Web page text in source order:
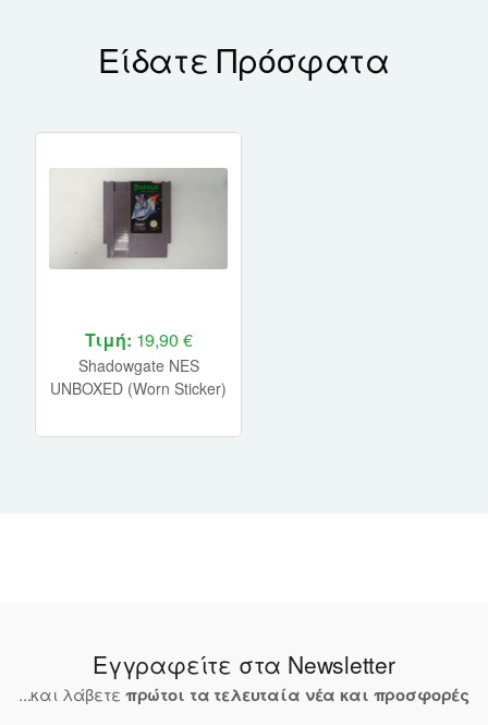
Είδατε Πρόσφατα
Τιμή: 19,90 €
Shadowgate NES
UNBOXED (Worn Sticker)
Εγγραφείτε στα Newsletter
...και λάβετε πρώτοι τα τελευταία νέα και προσφορές